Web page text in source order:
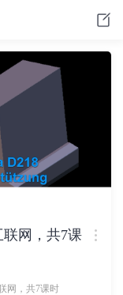
联网，共7课
网，共7课时